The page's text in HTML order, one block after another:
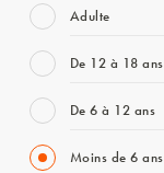
Adulte
De 12 à 18 ans
De 6 à 12 ans
Moins de 6 ans